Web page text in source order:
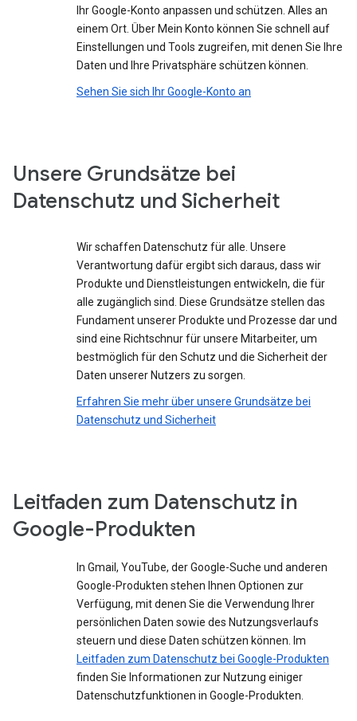
Ihr Google-Konto anpassen und schützen. Alles an
einem Ort. Über Mein Konto können Sie schnell auf
Einstellungen und Tools zugreifen, mit denen Sie Ihre
Daten und Ihre Privatsphäre schützen können.
Sehen Sie sich Ihr Google-Konto an
Unsere Grundsätze bei
Datenschutz und Sicherheit
Wir schaffen Datenschutz für alle. Unsere
Verantwortung dafür ergibt sich daraus, dass wir
Produkte und Dienstleistungen entwickeln, die für
alle zugänglich sind. Diese Grundsätze stellen das
Fundament unserer Produkte und Prozesse dar und
sind eine Richtschnur für unsere Mitarbeiter, um
bestmöglich für den Schutz und die Sicherheit der
Daten unserer Nutzers zu sorgen.
Erfahren Sie mehr über unsere Grundsätze bei
Datenschutz und Sicherheit
Leitfaden zum Datenschutz in
Google-Produkten
In Gmail, YouTube, der Google-Suche und anderen
Google-Produkten stehen Ihnen Optionen zur
Verfügung, mit denen Sie die Verwendung Ihrer
persönlichen Daten sowie des Nutzungsverlaufs
steuern und diese Daten schützen können. Im
Leitfaden zum Datenschutz bei Google-Produkten
finden Sie Informationen zur Nutzung einiger
Datenschutzfunktionen in Google-Produkten.